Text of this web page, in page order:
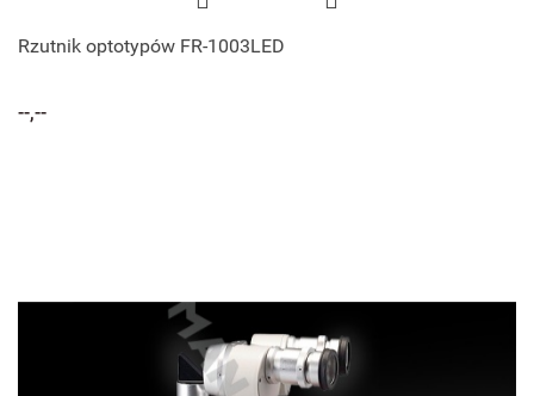
Rzutnik optotypów FR-1003LED
--,--